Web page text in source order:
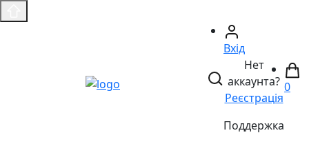
Вхід
Нет
аккаунта?
Реєстрація
Поддержка
0